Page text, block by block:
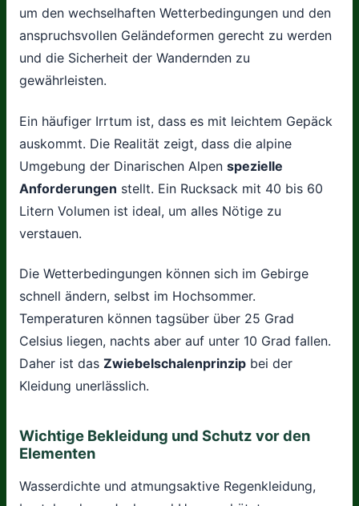
um den wechselhaften Wetterbedingungen und den
anspruchsvollen Geländeformen gerecht zu werden
und die Sicherheit der Wandernden zu
gewährleisten.
Ein häufiger Irrtum ist, dass es mit leichtem Gepäck
auskommt. Die Realität zeigt, dass die alpine
Umgebung der Dinarischen Alpen spezielle
Anforderungen stellt. Ein Rucksack mit 40 bis 60
Litern Volumen ist ideal, um alles Nötige zu
verstauen.
Die Wetterbedingungen können sich im Gebirge
schnell ändern, selbst im Hochsommer.
Temperaturen können tagsüber über 25 Grad
Celsius liegen, nachts aber auf unter 10 Grad fallen.
Daher ist das Zwiebelschalenprinzip bei der
Kleidung unerlässlich.
Wichtige Bekleidung und Schutz vor den
Elementen
Wasserdichte und atmungsaktive Regenkleidung,